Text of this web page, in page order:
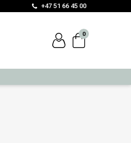
+47 51 66 45 00
0